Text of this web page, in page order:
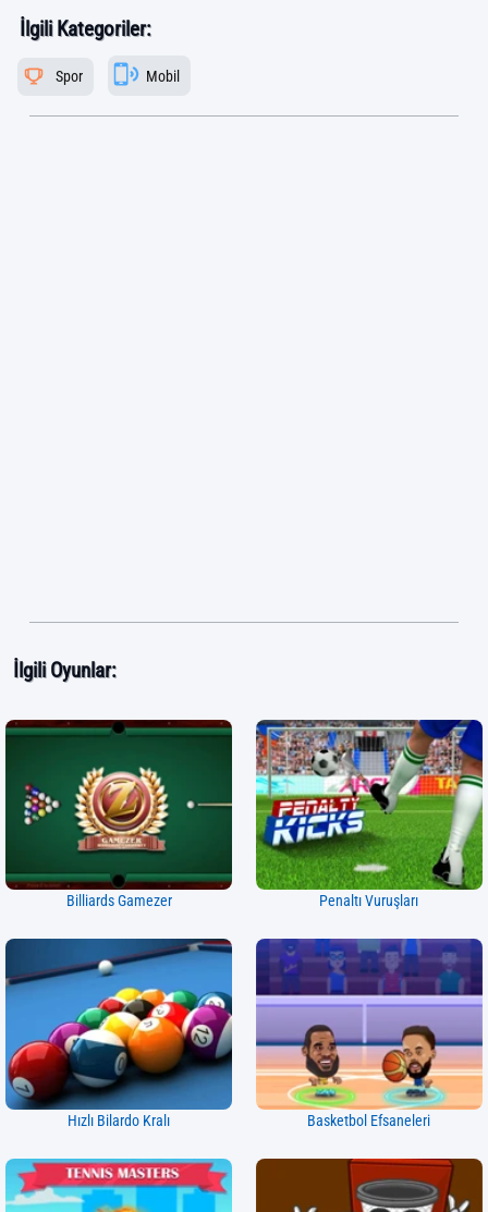
İlgili Kategoriler:
Spor Mobil
İlgili Oyunlar:
Billiards Gamezer Penaltı Vuruşları
Hızlı Bilardo Kralı Basketbol Efsaneleri